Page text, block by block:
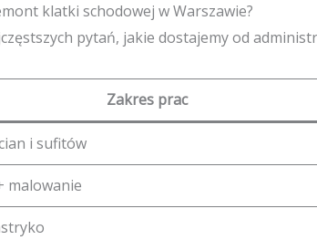
klatki schodowej w Warszawie?
pytań, jakie dostajemy od
Zakres prac
i sufitów
malowanie